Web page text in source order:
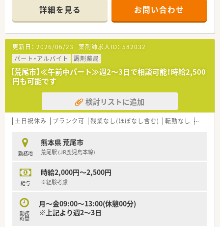
■処方箋枚数は1日平均30枚ほどで、忙しい日でも60枚程度とな
っており、予約制のため事前に業務量を把握することが可能で
す。
■現在は男性薬剤師1名と事務員3名が在籍しており、今回は体
制強化のために薬剤師の増員募集を積極的に行っている状況で
す。
【募集背景と求める人物像について】
■さらなるサービス向上と欠員補充を目的とした急募案件であ
り、周囲と円滑に連携を取りながら働ける方を求めています。
■1人薬剤師として勤務いただく場面もあるため、責任感を持っ
て業務に取り組み、前向きに仕事へ向き合える方を歓迎します。
■将来的な幹部候補も視野に入れているため、現状に満足せずア
グレッシブにキャリアを築いていきたいという熱意ある方を募
【法人特徴について】
■熊本県内において計12店舗の薬局を運営しており、地域に根
■「すべては健康を願う人々のために」をスローガンに掲げ、薬
局事業のほか介護支援や農業など多角的な事業を展開していま
■創業当初から在宅医療に注力し、県内でいち早くオンライン服
薬指導を導入するなど、常に時代の先を見据えた経営を行ってい
ます。
詳細を見る お問い合わせ
更新日： 2026/06/23 薬剤師求人ID： 582032
パート・アルバイト
調剤薬局
【荒尾市】≪午前中パート≫週2～3日で相談可能！時給2,500
円も可能です
検討リストに追加
土日祝休み ブランク可 残業なし(ほぼなし含む) 転勤なし 車通勤
勤務地
熊本県 荒尾市
荒尾駅 (JR鹿児島本線)
給与
時給2,000円～2,500円
※経験考慮
勤務
時間
月～金09:00～13:00(休憩00分)
※上記より週2～3日